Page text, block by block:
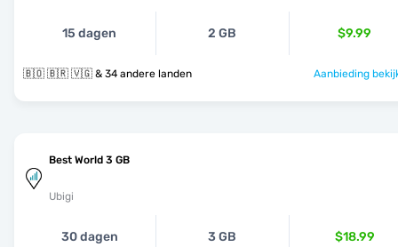
15 dagen 2 GB $9.99
🇧🇴 🇧🇷 🇻🇬 & 34 andere landen Aanbieding
Best World 3 GB
Ubigi
30 dagen 3 GB $18.99